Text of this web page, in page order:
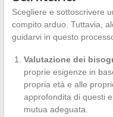
Scegliere e sottoscrivere
compito arduo. Tuttavia,
guidarvi in questo
Valutazione dei
proprie esigenze in
propria età e alle
approfondita di questi
mutua adeguata.